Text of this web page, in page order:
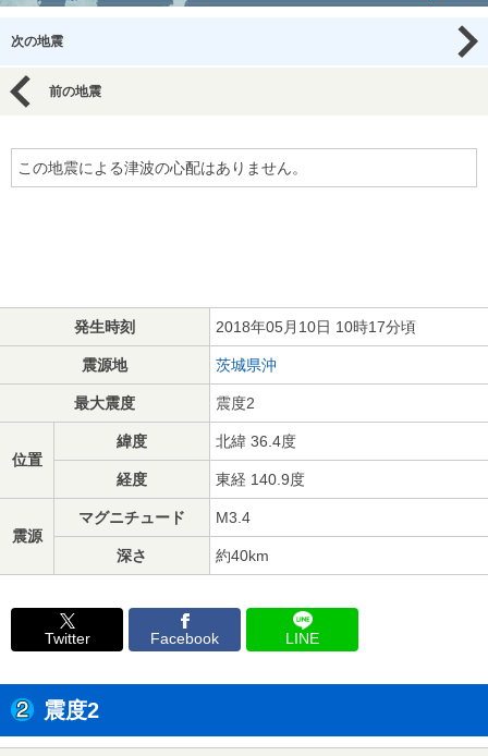
次の地震
前の地震
この地震による津波の心配はありません。
発生時刻 2018年05月10日 10時17分頃
震源地 茨城県沖
最大震度 震度2
位置
緯度 北緯 36.4度
経度 東経 140.9度
震源
マグニチュード M3.4
深さ 約40km
Twitter Facebook LINE
震度2